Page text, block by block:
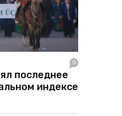
0
последнее
индексе